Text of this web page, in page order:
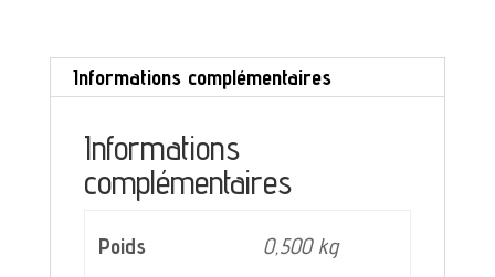
décor
Informations complémentaires
Informations
complémentaires
Poids 0,500 kg